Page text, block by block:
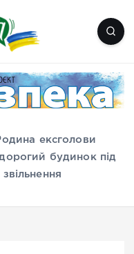
Мелітополь
ексголови
будинок під